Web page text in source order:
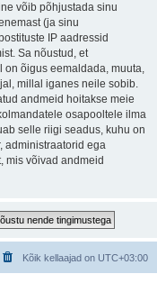
võib põhjustada sinu
(ja sinu
IP aadressid
Sa nõustud, et
õigus eemaldada, muuta,
millal iganes neile sobib.
andmeid hoitakse meie
osapooltele ilma
selle riigi seadus, kuhu on
administraatorid ega
mis võivad andmeid
Kõik kellaajad on UTC+03:00